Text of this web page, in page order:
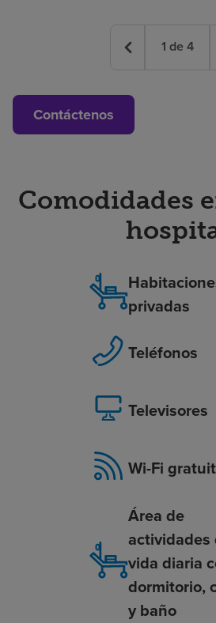
1 de 4
Contáctenos
Comodidades
privadas
Teléfonos
Televisores
Wi-Fi
Área de
actividades
vida diaria
dormitorio,
y baño